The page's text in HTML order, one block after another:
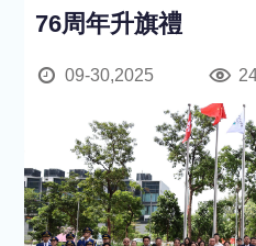
76周年升旗禮
09-30,2025